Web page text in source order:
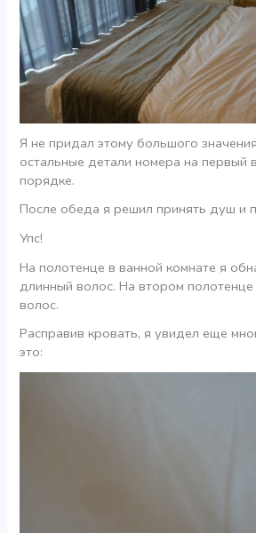
Я не придал этому большого
остальные детали номера на первый
порядке.
После обеда я решил принять душ и
Упс!
На полотенце в ванной комнате я
длинный волос. На втором
волос.
Расправив кровать, я увидел еще
это: